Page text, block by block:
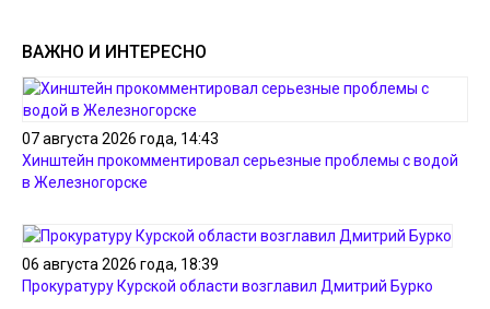
ВАЖНО И ИНТЕРЕСНО
07 августа 2026 года, 14:43
Хинштейн прокомментировал серьезные проблемы с водой
в Железногорске
06 августа 2026 года, 18:39
Прокуратуру Курской области возглавил Дмитрий Бурко